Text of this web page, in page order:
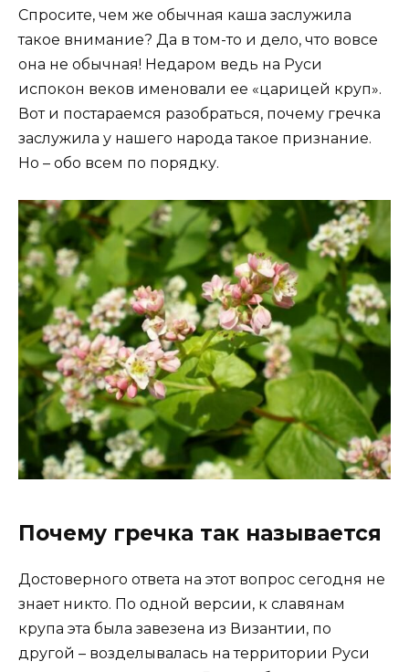
Спросите, чем же обычная каша заслужила
такое внимание? Да в том-то и дело, что вовсе
она не обычная! Недаром ведь на Руси
испокон веков именовали ее «царицей круп».
Вот и постараемся разобраться, почему гречка
заслужила у нашего народа такое признание.
Но – обо всем по порядку.
Почему гречка так называется
Достоверного ответа на этот вопрос сегодня не
знает никто. По одной версии, к славянам
крупа эта была завезена из Византии, по
другой – возделывалась на территории Руси